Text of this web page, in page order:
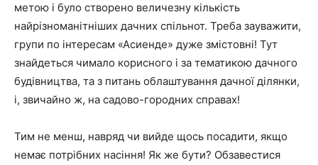
метою і було створено величезну кількість
найрізноманітніших дачних спільнот. Треба зауважити,
групи по інтересам «Асиенде» дуже змістовні! Тут
знайдеться чимало корисного і за тематикою дачного
будівництва, та з питань облаштування дачної ділянки,
і, звичайно ж, на садово-городних справах!
Тим не менш, навряд чи вийде щось посадити, якщо
немає потрібних насіння! Як же бути? Обзавестися